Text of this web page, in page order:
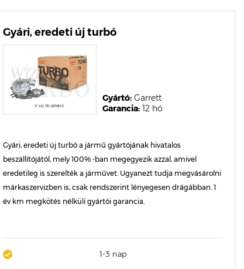
Gyári, eredeti új turbó
Garancia: 12 hó
Gyártó: Garrett
Gyári, eredeti új turbó a jármű gyártójának hivatalos
beszállítójától, mely 100% -ban megegyezik azzal, amivel
eredetileg is szerelték a járművet. Ugyanezt tudja megvásárolni
márkaszervizben is, csak rendszerint lényegesen drágábban. 1
év km megkötés nélküli gyártói garancia.
1-3 nap